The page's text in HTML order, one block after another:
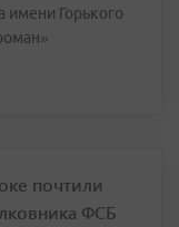
имени Горького
почтили
ФСБ